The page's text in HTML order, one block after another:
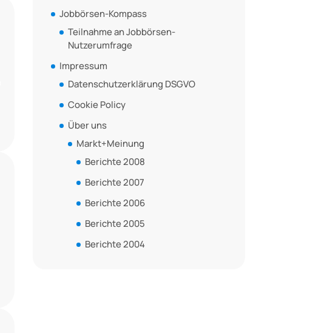
Jobbörsen-Kompass
Teilnahme an Jobbörsen-
Nutzerumfrage
Impressum
Datenschutzerklärung DSGVO
Cookie Policy
Über uns
Markt+Meinung
Berichte 2008
Berichte 2007
Berichte 2006
Berichte 2005
Berichte 2004